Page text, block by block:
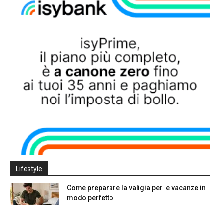
Lifestyle
Come preparare la valigia per le vacanze in
modo perfetto